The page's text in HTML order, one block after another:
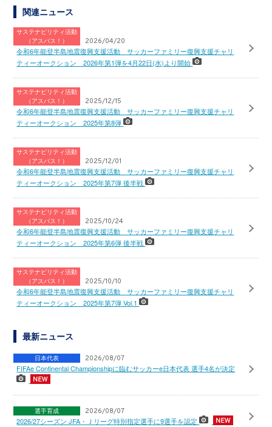
関連ニュース
サステナビリティ活動
（アスパス！）
2026/04/20
令和6年能登半島地震復興支援活動 サッカーファミリー復興支援チャリ
ティーオークション 2026年第1弾を4月22日(水)より開始
サステナビリティ活動
（アスパス！）
2025/12/15
令和6年能登半島地震復興支援活動 サッカーファミリー復興支援チャリ
ティーオークション 2025年第8弾
サステナビリティ活動
（アスパス！）
2025/12/01
令和6年能登半島地震復興支援活動 サッカーファミリー復興支援チャリ
ティーオークション 2025年第7弾 後半戦
サステナビリティ活動
（アスパス！）
2025/10/24
令和6年能登半島地震復興支援活動 サッカーファミリー復興支援チャリ
ティーオークション 2025年第6弾 後半戦
サステナビリティ活動
（アスパス！）
2025/10/10
令和6年能登半島地震復興支援活動 サッカーファミリー復興支援チャリ
ティーオークション 2025年第7弾 Vol.1
最新ニュース
日本代表 2026/08/07
FIFAe Continental Championshipに臨むサッカーe日本代表 選手4名が決定
選手育成 2026/08/07
2026/27シーズン JFA・Ｊリーグ特別指定選手に9選手を認定